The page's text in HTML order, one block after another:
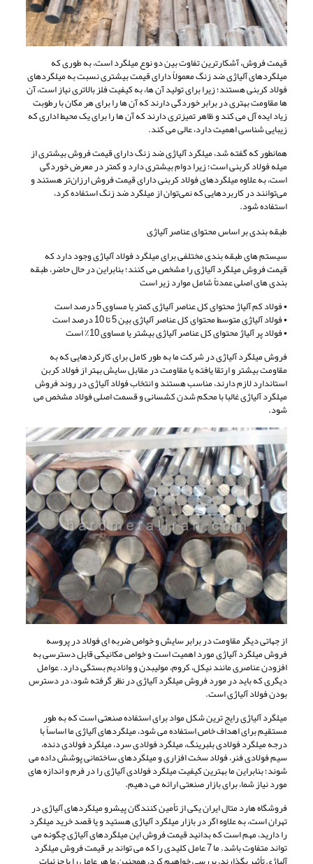
قیمت فروش، آشکارترین تفاوت بین دو نوع میلگرد است، به طوری که
میلگردهای آلیاژی ضد زنگ معمولاً دارای قیمت بیشتری نسبت به میلگردهای
فولاد کربنی هستند؛ زیرا برای تولید آن ها، به کیفیت فلز بالاتری نیاز است، آن
ها مقاومت بهتری در برابر خوردگی دارند که آن ها را برای هر مکان با رطوبت
زیاد ایده آل می کند و ظاهر تمیزتری دارند که آن ها را برای یک محیط اداری که
زیبایی شناسی اهمیت دارد، عالی می کند.
همانطور که گفته شد، میلگرد آلیاژی ضد زنگ دارای قیمت فروش بیشتری از
میله فولاد کربنی است؛ زیرا دوام بیشتری دارد و کمتر در معرض خوردگی
است، به علاوه میلگردهای فولاد کربنی دارای قیمت فروش ارزان‌تر هستند و
می‌توانند در کاربردهایی که نمی‌توان از میلگرد ضد زنگ استفاده کرد،
استفاده شود.
طبقه بندی بر اساس محتوای عناصر آلیاژی
سیستم های طبقه بندی مختلفی برای میلگرد فولاد آلیاژی وجود دارد که
قیمت فروش میلگرد آلیاژی را مشخص می کنند؛ بنابراین در حال حاضر، طبقه
بندی های اصلی عمدتاً شامل موارد زیر است
• فولاد کم آلیاژ محتوای کل عناصر آلیاژی کمتر یا مساوی 5 درصد است
• فولاد آلیاژی متوسط محتوای کل عناصر آلیاژی بین 5 تا 10 درصد است
• فولاد پر آلیاژ محتوای کل عناصر آلیاژی بیشتر یا مساوی 10٪ است
فروش میلگرد آلیاژی در شرکت ما به طور کامل برای کارکردهایی که به
مقاومت بیشتر و ارتقا یافته یا مقاومت در مقابل سایش بهتر از فولاد کربن
استاندارد لازم دارند، مناسب هستند و انتخاب فولاد آلیاژی در روند فروش
میلگرد آلیاژی غالبا با محکم شدن کشسانی و قسمت اصلی فولاد مشخص می
شود.
از جهاتی دیگر مقاومت در برابر سایش و خواص ضربه ای فولاد در پروسه
فروش میلگرد آلیاژی مورد اهمیت است و خواص مکانیکی قابل دسترسی به
افزودن عناصری مانند نیکل، کروم، مولیبدن و وانادیم بستگی دارد. عوامل
دیگری که باید در مورد فروش میلگرد آلیاژی در نظر گرفته شود، در دسترس
بودن فولاد آلیاژی است.
میلگرد آلیاژی رایج ترین شکل مواد برای استفاده صنعتی است که به طور
مستقیم برای اهداف خاص استفاده می شود، میلگردهای آلیاژی ما اساساً با
درجه میلگرد فولادی بلبرینگ، میلگرد فولادی سرد، میلگرد فولادی دنده،
سیم فولادی فنر، فولاد سخت افزاری و میلگردهای ساختمانی پوشش داده می
شوند؛ بنابراین ما بهترین کیفیت میلگرد فولادی آلیاژی را در فرم و اندازه های
مورد نیاز شما، برای بازار صنعتی ارائه می دهیم.
فروشگاه هارد متال ایران یکی از تأمین کنندگان پیشرو میلگردهای آلیاژی در
تهران است، به علاوه اگر در بازار میلگرد آلیاژی هستید و یا قصد خرید میلگرد
را دارید، مهم است که بدانید قیمت فروش این میلگردهای آلیاژی چگونه می
تواند متفاوت باشد. ما 7 عامل کلیدی را که می تواند بر قیمت فروش میلگرد